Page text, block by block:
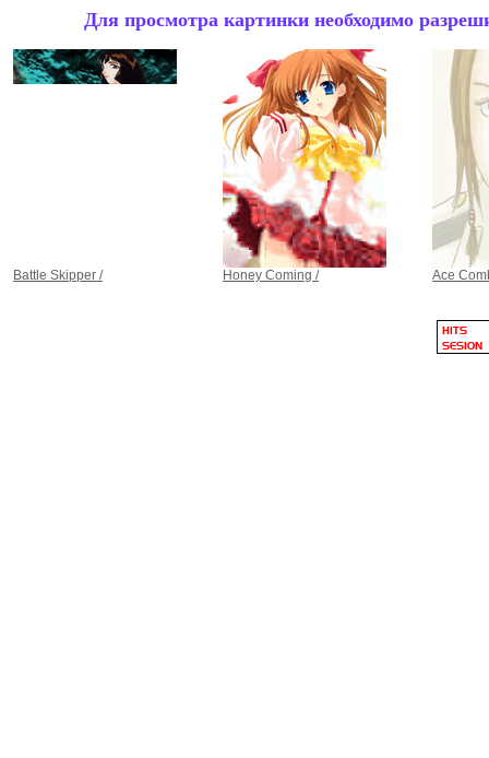
Для просмотра картинки необходимо
Battle Skipper / Honey Coming / Ace